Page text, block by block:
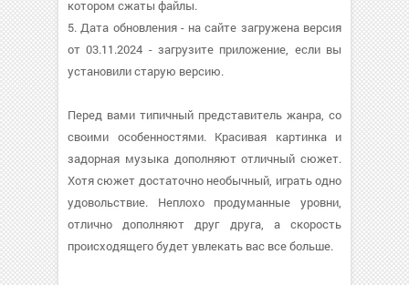
котором сжаты файлы.
5. Дата обновления - на сайте загружена версия
от 03.11.2024 - загрузите приложение, если вы
установили старую версию.
Перед вами типичный представитель жанра, со
своими особенностями. Красивая картинка и
задорная музыка дополняют отличный сюжет.
Хотя сюжет достаточно необычный, играть одно
удовольствие. Неплохо продуманные уровни,
отлично дополняют друг друга, а скорость
происходящего будет увлекать вас все больше.